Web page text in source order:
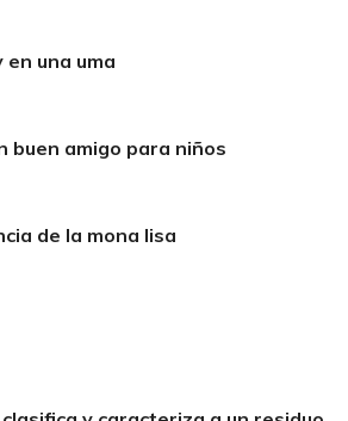
una uma
buen amigo para niños
de la mona lisa